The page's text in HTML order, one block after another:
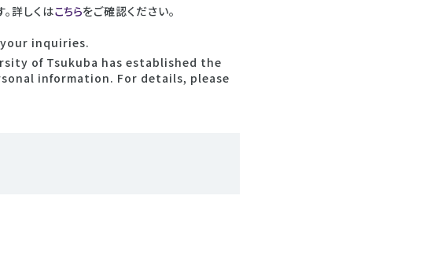
詳しくはこちらをご確認ください。
inquiries.
of Tsukuba has established the
information. For details, please